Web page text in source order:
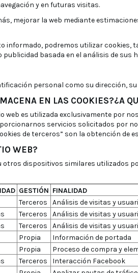
y en futuras visitas.
mejorar la web mediante
informado, podremos utilizar
basada en el análisis de sus
personal como su dirección,
EN LAS COOKIES?¿A
es utilizada exclusivamente por
servicios solicitados por
de terceros” son la obtención
WEB?
otros dispositivos similares utilizados
GESTIÓN FINALIDAD
Terceros
Análisis de visitas y
Terceros
Análisis de visitas y
Terceros
Análisis de visitas y
Propia
Información de portada
Propia
Proceso de compra y
Terceros
Interacción Facebook